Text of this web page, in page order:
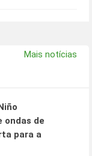
Mais notícias
ondas de
para a